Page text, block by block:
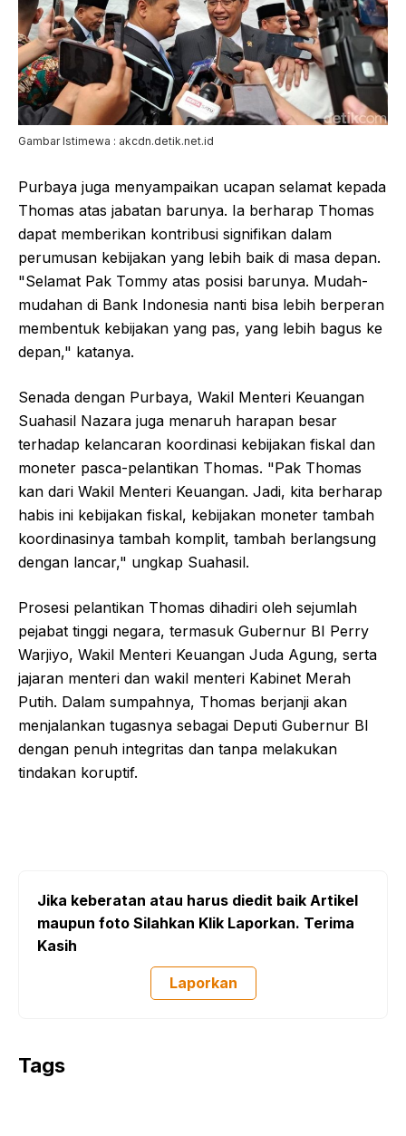
Gambar Istimewa : akcdn.detik.net.id
Purbaya juga menyampaikan ucapan selamat kepada
Thomas atas jabatan barunya. Ia berharap Thomas
dapat memberikan kontribusi signifikan dalam
perumusan kebijakan yang lebih baik di masa depan.
"Selamat Pak Tommy atas posisi barunya. Mudah-
mudahan di Bank Indonesia nanti bisa lebih berperan
membentuk kebijakan yang pas, yang lebih bagus ke
depan," katanya.
Senada dengan Purbaya, Wakil Menteri Keuangan
Suahasil Nazara juga menaruh harapan besar
terhadap kelancaran koordinasi kebijakan fiskal dan
moneter pasca-pelantikan Thomas. "Pak Thomas
kan dari Wakil Menteri Keuangan. Jadi, kita berharap
habis ini kebijakan fiskal, kebijakan moneter tambah
koordinasinya tambah komplit, tambah berlangsung
dengan lancar," ungkap Suahasil.
Prosesi pelantikan Thomas dihadiri oleh sejumlah
pejabat tinggi negara, termasuk Gubernur BI Perry
Warjiyo, Wakil Menteri Keuangan Juda Agung, serta
jajaran menteri dan wakil menteri Kabinet Merah
Putih. Dalam sumpahnya, Thomas berjanji akan
menjalankan tugasnya sebagai Deputi Gubernur BI
dengan penuh integritas dan tanpa melakukan
tindakan koruptif.
Jika keberatan atau harus diedit baik Artikel
maupun foto Silahkan Klik Laporkan. Terima
Kasih
Laporkan
Tags